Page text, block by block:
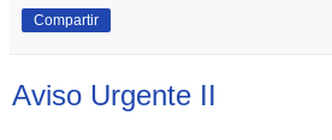
Compartir
Aviso Urgente II